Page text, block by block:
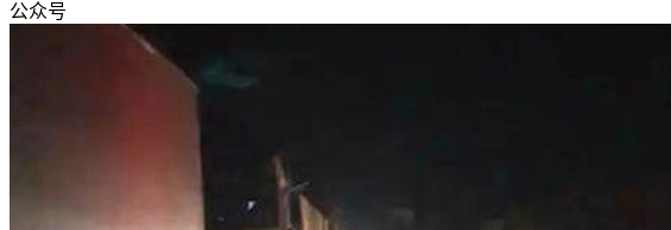
公众号